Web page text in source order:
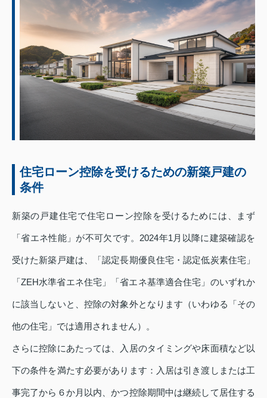
住宅ローン控除を受けるための新築戸建の
条件
新築の戸建住宅で住宅ローン控除を受けるためには、まず
「省エネ性能」が不可欠です。2024年1月以降に建築確認を
受けた新築戸建は、「認定長期優良住宅・認定低炭素住宅」
「ZEH水準省エネ住宅」「省エネ基準適合住宅」のいずれか
に該当しないと、控除の対象外となります（いわゆる「その
他の住宅」では適用されません）。
さらに控除にあたっては、入居のタイミングや床面積など以
下の条件を満たす必要があります：入居は引き渡しまたは工
事完了から６か月以内、かつ控除期間中は継続して居住する